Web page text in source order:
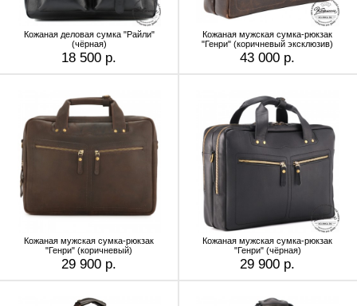
Кожаная деловая сумка "Райли"
(чёрная)
18 500 р.
Кожаная мужская сумка-рюкзак
"Генри" (коричневый эксклюзив)
43 000 р.
Кожаная мужская сумка-рюкзак
"Генри" (коричневый)
29 900 р.
Кожаная мужская сумка-рюкзак
"Генри" (чёрная)
29 900 р.